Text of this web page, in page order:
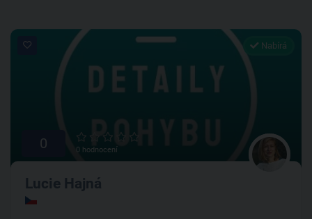
Nabírá
0 0 hodnocení
Lucie Hajná